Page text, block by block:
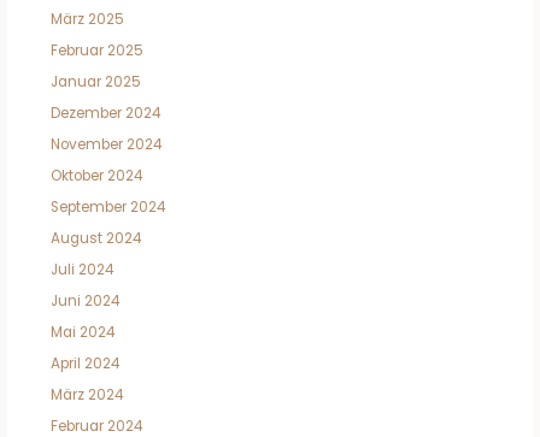
März 2025
Februar 2025
Januar 2025
Dezember 2024
November 2024
Oktober 2024
September 2024
August 2024
Juli 2024
Juni 2024
Mai 2024
April 2024
März 2024
Februar 2024